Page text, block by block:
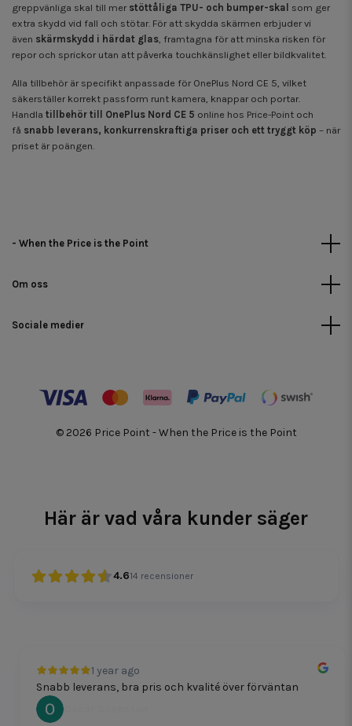
greppvänliga skal till mer stöttåliga TPU- och bumper-skal som ger
extra skydd vid fall och stötar. För att skydda skärmen erbjuder vi
även skärmskydd i härdat glas, framtagna för att minska risken för
repor och sprickor utan att påverka touchkänslighet eller bildkvalitet.
Alla tillbehör är specifikt anpassade för OnePlus Nord CE 5, vilket
säkerställer korrekt passform runt kamera, knappar och portar.
Handla tillbehör till OnePlus Nord CE 5 online hos Price-Point och
få snabb leverans, konkurrenskraftiga priser och ett tryggt köp – när
priset är poängen.
- When the Price is the Point
Om oss
Sociale medier
© 2026 Price Point - When the Price is the Point
Här är vad våra kunder säger
4.614 recensioner
1 year ago
Snabb leverans, bra pris och kvalité över förväntan
Oscar Svensson